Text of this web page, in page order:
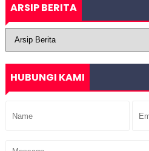
ARSIP BERITA
HUBUNGI KAMI